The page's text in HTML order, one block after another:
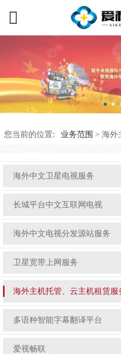
您当前的位置: 业务范围 > 海外
海外中文卫星电视服务
长城平台中文互联网电视
海外中文电视分发源站服务
卫星宽带上网服务
海外主机托管、云主机租赁服
多语种智能字幕翻译平台
爱视畅联